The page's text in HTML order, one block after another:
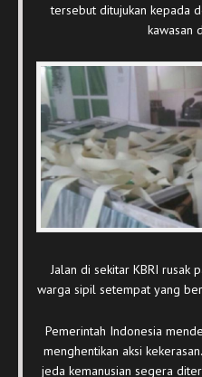
tersebut ditujukan kepada
kawasan
Jalan di sekitar KBRI rusak
warga sipil setempat yang
Pemerintah Indonesia
menghentikan aksi
jeda kemanusian segera